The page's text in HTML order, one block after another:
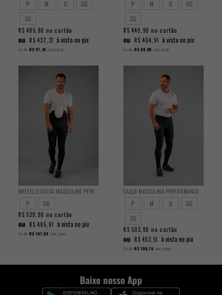
P M G
GG
3G
R$ 485,90 no cartão
ou R$ 437,31 à vista no pix
5x de R$ 97,18 sem juros
P M G
GG
3G
R$ 449,90 no cartão
ou R$ 404,91 à vista no pix
5x de R$ 89,98 sem juros
BRETELLE CALCA MASCULINO PERFORMANCE
P GG
R$ 539,90 no cartão
ou R$ 485,91 à vista no pix
5x de R$ 107,98 sem juros
CALÇA MASCULINA PERFORMANCE
P M G
GG
3G
R$ 503,90 no cartão
ou R$ 453,51 à vista no pix
5x de R$ 100,78 sem juros
Baixe nosso App